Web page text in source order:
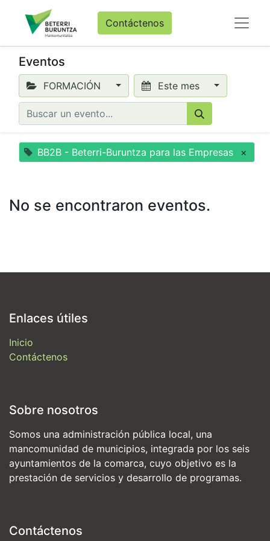
Contáctenos
Eventos
FORMACIÓN Este mes
BB2B - Beterri-Buruntza para las Empresas ×
No se encontraron eventos.
Enlaces útiles
Inicio
Contáctenos
Sobre nosotros
Somos una administración pública local, una
mancomunidad de municipios, integrada por los seis
ayuntamientos de la comarca, cuyo objetivo es la
prestación de servicios y desarrollo de programas.
Contáctenos